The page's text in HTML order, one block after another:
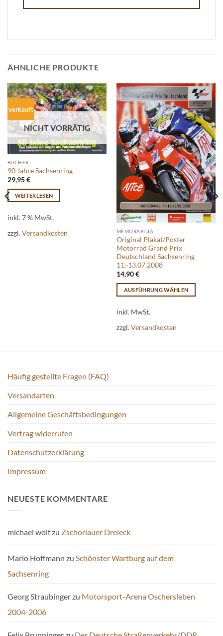
ÄHNLICHE PRODUKTE
verkauft
NICHT VORRÄTIG
BÜCHER
90 Jahre Sachsenring
29,95€
WEITERLESEN
inkl. 7 % MwSt.
zzgl.Versandkosten MEMORABILIA
Original Plakat/Poster
Motorrad Grand Prix
Deutschland Sachsenring
11.-13.07.2008
14,90€
AUSFÜHRUNG WÄHLEN
Produkt
mehrere
Produktseite
inkl. MwSt.
zzgl.Versandkosten
Häufig gestellte Fragen (FAQ)
Versandarten
Allgemeine Geschäftsbedingungen
Vertrag widerrufen
Datenschutzerklärung
Impressum
NEUESTE KOMMENTARE
michael wolfzu Zschorlauer Dreieck
Mario Hoffmann zu Schönster Wartburg auf dem
Sachsenring
Georg Straubingerzu Motorsport-Arena Oschersleben
2004-2006